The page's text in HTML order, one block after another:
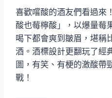
喜歡嚐酸的酒友們看過來
酸也莓檸酸」，以爆量莓
喝下都會爽到皺眉，堪稱
酒。酒標設計更翻玩了經
圖，有笑、有梗的激酸帶
戰！